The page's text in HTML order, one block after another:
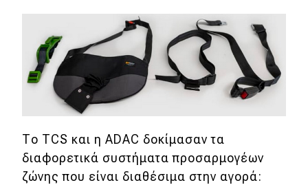
Παρουσιάσεις
DRIVE Away
MOTO
Μεταχειρισμένο
Οδηγός αγοράς
Το TCS και η ADAC δοκίμασαν τα
διαφορετικά συστήματα προσαρμογέων
ζώνης που είναι διαθέσιμα στην αγορά: